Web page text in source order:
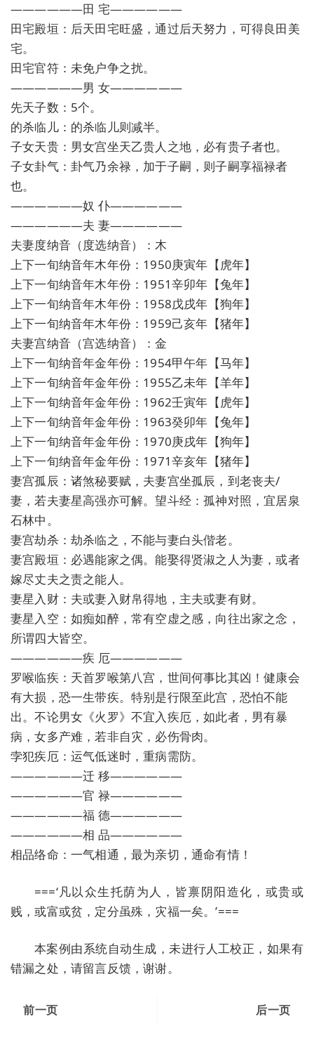
——————田 宅——————
田宅殿垣：后天田宅旺盛，通过后天努力，可得良田美
宅。
田宅官符：未免户争之扰。
——————男 女——————
先天子数：5个。
的杀临儿：的杀临儿则减半。
子女天贵：男女宫坐天乙贵人之地，必有贵子者也。
子女卦气：卦气乃余禄，加于子嗣，则子嗣享福禄者
也。
——————奴 仆——————
——————夫 妻——————
夫妻度纳音（度选纳音）：木
上下一旬纳音年木年份：1950庚寅年【虎年】
上下一旬纳音年木年份：1951辛卯年【兔年】
上下一旬纳音年木年份：1958戊戌年【狗年】
上下一旬纳音年木年份：1959己亥年【猪年】
夫妻宫纳音（宫选纳音）：金
上下一旬纳音年金年份：1954甲午年【马年】
上下一旬纳音年金年份：1955乙未年【羊年】
上下一旬纳音年金年份：1962壬寅年【虎年】
上下一旬纳音年金年份：1963癸卯年【兔年】
上下一旬纳音年金年份：1970庚戌年【狗年】
上下一旬纳音年金年份：1971辛亥年【猪年】
妻宫孤辰：诸煞秘要赋，夫妻宫坐孤辰，到老丧夫/
妻，若夫妻星高强亦可解。望斗经：孤神对照，宜居泉
石林中。
妻宫劫杀：劫杀临之，不能与妻白头偕老。
妻宫殿垣：必遇能家之偶。能娶得贤淑之人为妻，或者
嫁尽丈夫之责之能人。
妻星入财：夫或妻入财帛得地，主夫或妻有财。
妻星入空：如痴如醉，常有空虚之感，向往出家之念，
所谓四大皆空。
——————疾 厄——————
罗喉临疾：天首罗喉第八宫，世间何事比其凶！健康会
有大损，恐一生带疾。特别是行限至此宫，恐怕不能
出。不论男女《火罗》不宜入疾厄，如此者，男有暴
病，女多产难，若非自灾，必伤骨肉。
孛犯疾厄：运气低迷时，重病需防。
——————迁 移——————
——————官 禄——————
——————福 德——————
——————相 品——————
相品络命：一气相通，最为亲切，通命有情！
===‘凡以众生托荫为人，皆禀阴阳造化，或贵或
贱，或富或贫，定分虽殊，灾福一矣。’===
本案例由系统自动生成，未进行人工校正，如果有
错漏之处，请留言反馈，谢谢。
前一页 后一页